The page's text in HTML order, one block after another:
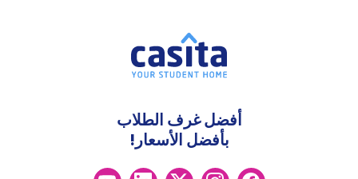
أفضل غرف الطلاب
بأفضل الأسعار!